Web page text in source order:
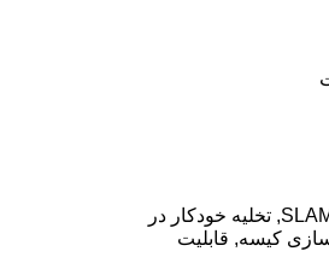
الگوریتم‌های SLAM, تخلیه خودکار در
کیسه, قابلیت